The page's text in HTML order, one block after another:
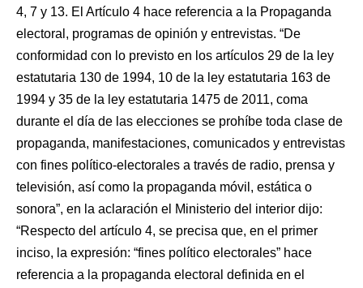
4, 7 y 13. El Artículo 4 hace referencia a la Propaganda
electoral, programas de opinión y entrevistas. “De
conformidad con lo previsto en los artículos 29 de la ley
estatutaria 130 de 1994, 10 de la ley estatutaria 163 de
1994 y 35 de la ley estatutaria 1475 de 2011, coma
durante el día de las elecciones se prohíbe toda clase de
propaganda, manifestaciones, comunicados y entrevistas
con fines político-electorales a través de radio, prensa y
televisión, así como la propaganda móvil, estática o
sonora”, en la aclaración el Ministerio del interior dijo:
“Respecto del artículo 4, se precisa que, en el primer
inciso, la expresión: “fines político electorales” hace
referencia a la propaganda electoral definida en el